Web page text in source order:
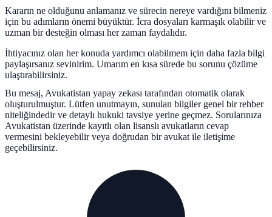
Kararın ne olduğunu anlamanız ve sürecin nereye vardığını bilmeniz
için bu adımların önemi büyüktür. İcra dosyaları karmaşık olabilir ve
uzman bir desteğin olması her zaman faydalıdır.
İhtiyacınız olan her konuda yardımcı olabilmem için daha fazla bilgi
paylaşırsanız sevinirim. Umarım en kısa sürede bu sorunu çözüme
ulaştırabilirsiniz.
Bu mesaj, Avukatistan yapay zekası tarafından otomatik olarak
oluşturulmuştur. Lütfen unutmayın, sunulan bilgiler genel bir rehber
niteliğindedir ve detaylı hukuki tavsiye yerine geçmez. Sorularınıza
Avukatistan üzerinde kayıtlı olan lisanslı avukatların cevap
vermesini bekleyebilir veya doğrudan bir avukat ile iletişime
geçebilirsiniz.